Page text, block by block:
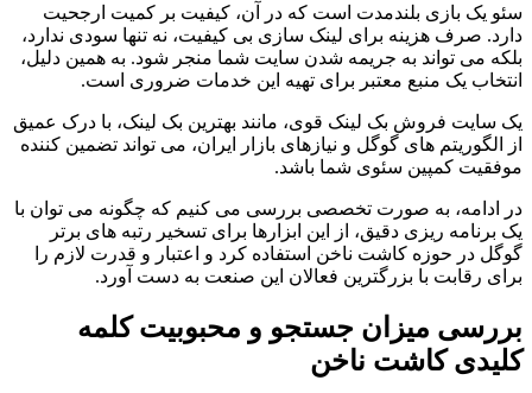
سئو یک بازی بلندمدت است که در آن، کیفیت بر کمیت ارجحیت
دارد. صرف هزینه برای لینک سازی بی کیفیت، نه تنها سودی ندارد،
بلکه می تواند به جریمه شدن سایت شما منجر شود. به همین دلیل،
انتخاب یک منبع معتبر برای تهیه این خدمات ضروری است.
یک سایت فروش بک لینک قوی، مانند بهترین بک لینک، با درک عمیق
از الگوریتم های گوگل و نیازهای بازار ایران، می تواند تضمین کننده
موفقیت کمپین سئوی شما باشد.
در ادامه، به صورت تخصصی بررسی می کنیم که چگونه می توان با
یک برنامه ریزی دقیق، از این ابزارها برای تسخیر رتبه های برتر
گوگل در حوزه کاشت ناخن استفاده کرد و اعتبار و قدرت لازم را
برای رقابت با بزرگترین فعالان این صنعت به دست آورد.
بررسی میزان جستجو و محبوبیت کلمه
کلیدی کاشت ناخن